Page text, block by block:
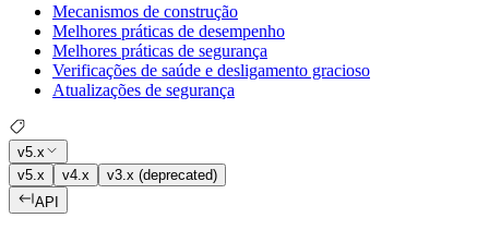
Mecanismos de construção
Melhores práticas de desempenho
Melhores práticas de segurança
Verificações de saúde e desligamento gracioso
Atualizações de segurança
v5.x
v5.x
v4.x
v3.x (deprecated)
API